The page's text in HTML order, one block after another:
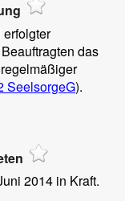
das
SeelsorgeG).
2014 in Kraft.